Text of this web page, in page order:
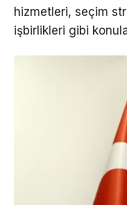
hizmetleri, seçim
işbirlikleri gibi